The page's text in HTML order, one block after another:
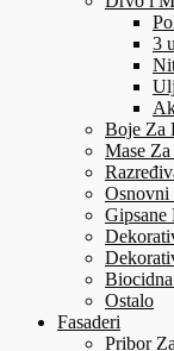
3
Boje Za
Mase
Osnovni
Gipsane
Ostalo
Fasaderi
Pribor